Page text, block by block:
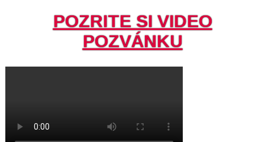
POZRITE SI VIDEO
POZVÁNKU